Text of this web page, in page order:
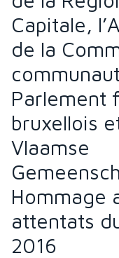
Capitale,
de la
Parlement
bruxellois
Vlaamse
Hommage
attentats
2016